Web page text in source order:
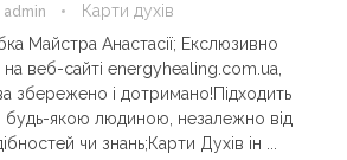
admin
Карти духів
Майстра Анастасії; Екслюзивно
на веб-сайті energyhealing.com.ua,
збережено і дотримано!Підходить
будь-якою людиною, незалежно від
чи знань;Карти Духів ін ...